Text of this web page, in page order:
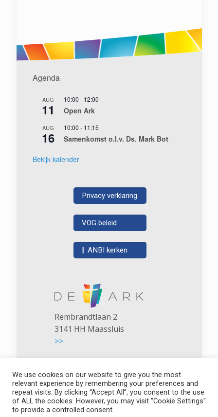
Agenda
AUG
11
10:00 - 12:00
Open Ark
AUG
16
10:00 - 11:15
Samenkomst o.l.v. Ds. Mark Bot
Bekijk kalender
Privacy verklaring
VOG beleid
|ANBI kerken
Rembrandtlaan 2
3141 HH Maassluis
>>
De Ark - NGK Maassluis
We use cookies on our website to give you the most
relevant experience by remembering your preferences and
repeat visits. By clicking “Accept All”, you consent to the use
of ALL the cookies. However, you may visit "Cookie Settings"
to provide a controlled consent.